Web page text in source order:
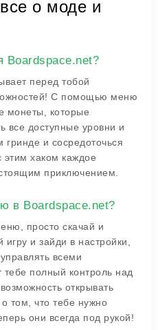
о моде и
Boardspace.net?
перед тобой
С помощью меню
монеты, которые
все доступные уровни и
и сосредоточься
этим хаком каждое
приключением.
в Boardspace.net?
просто скачай и
и зайди в настройки,
всеми
полный контроль над
открывать
том, что тебе нужно
они всегда под рукой!